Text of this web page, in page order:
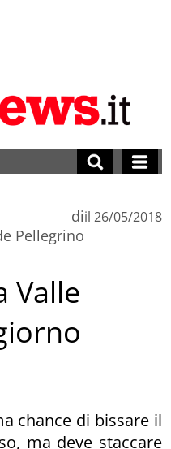
di
Pellegrino
il 26/05/2018
Valle
chance di bissare il
ma deve staccare